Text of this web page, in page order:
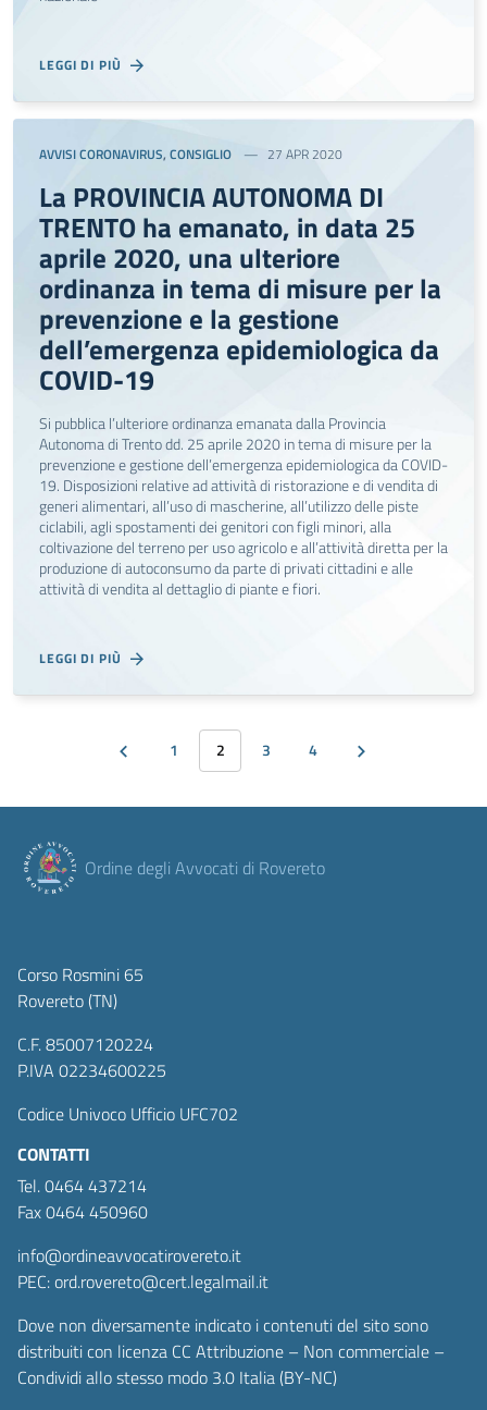
LEGGI DI PIÙ
AVVISI CORONAVIRUS, CONSIGLIO 27 APR 2020
La PROVINCIA AUTONOMA DI
TRENTO ha emanato, in data 25
aprile 2020, una ulteriore
ordinanza in tema di misure per la
prevenzione e la gestione
dell’emergenza epidemiologica da
COVID-19
Si pubblica l’ulteriore ordinanza emanata dalla Provincia
Autonoma di Trento dd. 25 aprile 2020 in tema di misure per la
prevenzione e gestione dell’emergenza epidemiologica da COVID-
19. Disposizioni relative ad attività di ristorazione e di vendita di
generi alimentari, all’uso di mascherine, all’utilizzo delle piste
ciclabili, agli spostamenti dei genitori con figli minori, alla
coltivazione del terreno per uso agricolo e all’attività diretta per la
produzione di autoconsumo da parte di privati cittadini e alle
attività di vendita al dettaglio di piante e fiori.
LEGGI DI PIÙ
1 2 3 4
Ordine degli Avvocati di Rovereto
Corso Rosmini 65
Rovereto (TN)
C.F. 85007120224
P.IVA 02234600225
Codice Univoco Ufficio UFC702
CONTATTI
Tel. 0464 437214
Fax 0464 450960
info@ordineavvocatirovereto.it
PEC: ord.rovereto@cert.legalmail.it
Dove non diversamente indicato i contenuti del sito sono
distribuiti con licenza CC Attribuzione – Non commerciale –
Condividi allo stesso modo 3.0 Italia (BY-NC)